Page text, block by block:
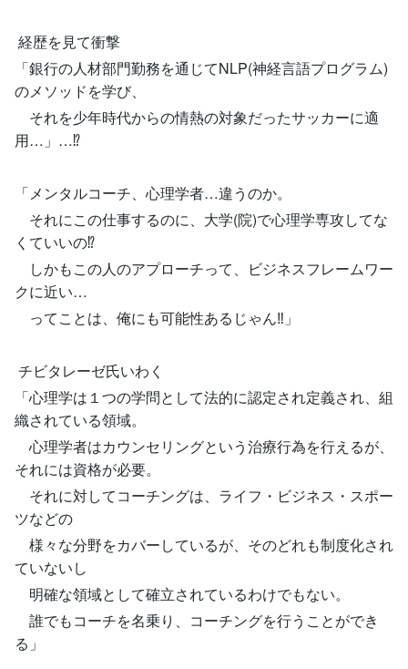
経歴を見て衝撃
「銀行の人材部門勤務を通じてNLP(神経言語プログラム)
のメソッドを学び、
それを少年時代からの情熱の対象だったサッカーに適
用…」…⁉
「メンタルコーチ、心理学者…違うのか。
それにこの仕事するのに、大学(院)で心理学専攻してな
くていいの⁉︎
しかもこの人のアプローチって、ビジネスフレームワー
クに近い…
ってことは、俺にも可能性あるじゃん‼︎」
チビタレーゼ氏いわく
「心理学は１つの学問として法的に認定され定義され、組
織されている領域。
心理学者はカウンセリングという治療行為を行えるが、
それには資格が必要。
それに対してコーチングは、ライフ・ビジネス・スポー
ツなどの
様々な分野をカバーしているが、そのどれも制度化され
ていないし
明確な領域として確立されているわけでもない。
誰でもコーチを名乗り、コーチングを行うことができ
る」